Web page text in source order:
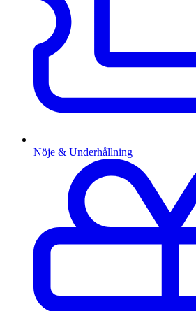
Nöje & Underhållning